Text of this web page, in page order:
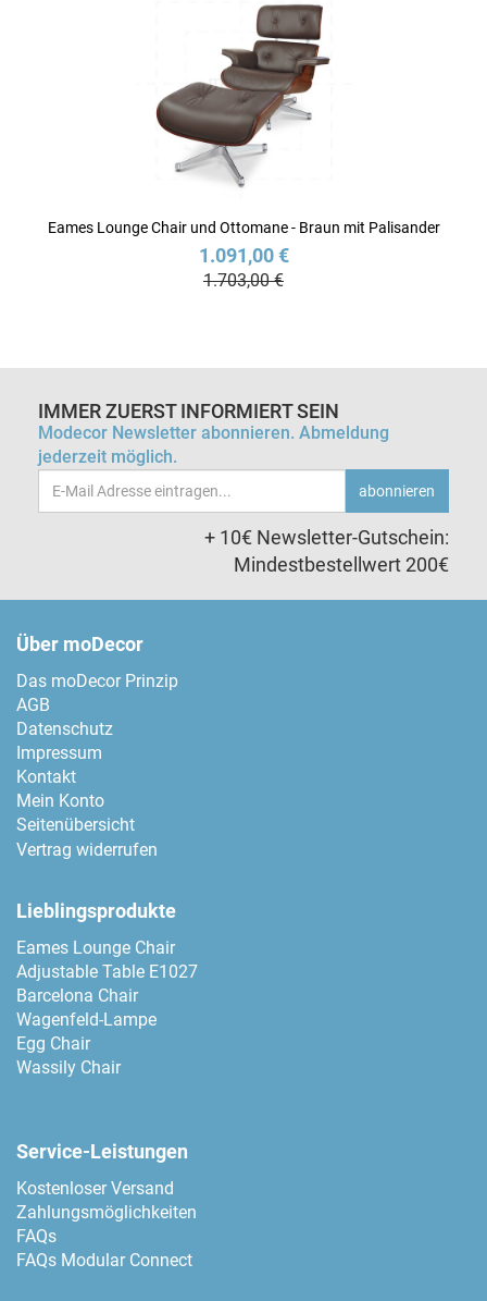
Eames Lounge Chair und Ottomane - Braun mit Palisander
1.091,00 €
1.703,00 €
IMMER ZUERST INFORMIERT SEIN
Modecor Newsletter abonnieren. Abmeldung
jederzeit möglich.
Email-
Adresse
abonnieren
+ 10€ Newsletter-Gutschein:
Mindestbestellwert 200€
Über moDecor
Das moDecor Prinzip
AGB
Datenschutz
Impressum
Kontakt
Mein Konto
Seitenübersicht
Vertrag widerrufen
Lieblingsprodukte
Eames Lounge Chair
Adjustable Table E1027
Barcelona Chair
Wagenfeld-Lampe
Egg Chair
Wassily Chair
Service-Leistungen
Kostenloser Versand
Zahlungsmöglichkeiten
FAQs
FAQs Modular Connect